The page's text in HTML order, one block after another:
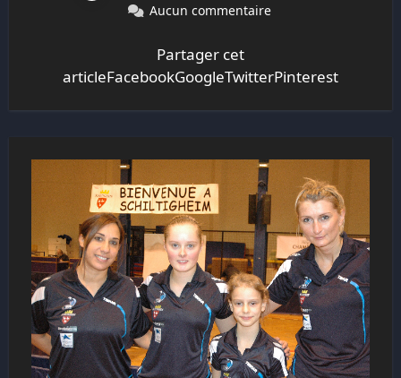
Aucun commentaire
Partager cet
articleFacebookGoogleTwitterPinterest